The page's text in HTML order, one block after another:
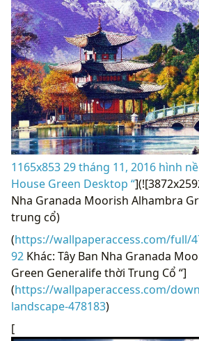
1165x853 29 tháng 11, 2016 hình
House Green Desktop “
Nha Granada Moorish Alhambra
trung cổ)
(https://wallpaperaccess.com/full/
92 Khác: Tây Ban Nha Granada
Green Generalife thời Trung Cổ “]
(https://wallpaperaccess.com/
landscape-478183)
[